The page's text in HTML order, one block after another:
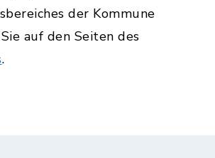
der Kommune
auf den Seiten des
.